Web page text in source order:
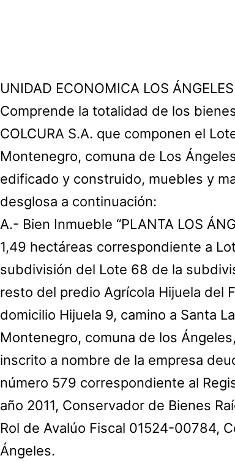
UNIDAD ECONOMICA LOS ÁNGELES
Comprende la totalidad de los
COLCURA S.A. que componen el
Montenegro, comuna de Los
edificado y construido, muebles y
desglosa a continuación:
A.- Bien Inmueble “PLANTA LOS
1,49 hectáreas correspondiente a
subdivisión del Lote 68 de la
resto del predio Agrícola Hijuela del
domicilio Hijuela 9, camino a Santa
Montenegro, comuna de los
inscrito a nombre de la empresa
número 579 correspondiente al
año 2011, Conservador de Bienes
Rol de Avalúo Fiscal 01524-00784,
Ángeles.